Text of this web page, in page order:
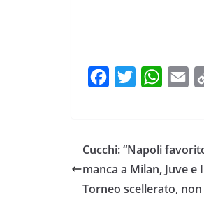
W
A
Cucchi: “Napoli
manca a Milan, Juve
Torneo scellerato, non